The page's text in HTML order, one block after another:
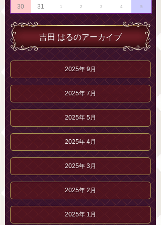
30
31 1 2 3 4 5
吉田 はるのアーカイブ
2025年 9月
2025年 7月
2025年 5月
2025年 4月
2025年 3月
2025年 2月
2025年 1月